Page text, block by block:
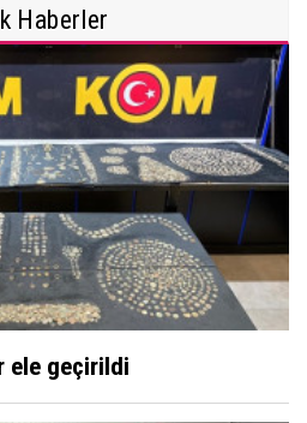
Haberler
ele geçirildi